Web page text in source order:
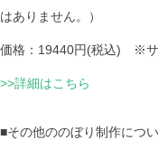
はありません。）
価格：19440円(税込) ※サ
>>詳細はこちら
■その他ののぼり制作につ